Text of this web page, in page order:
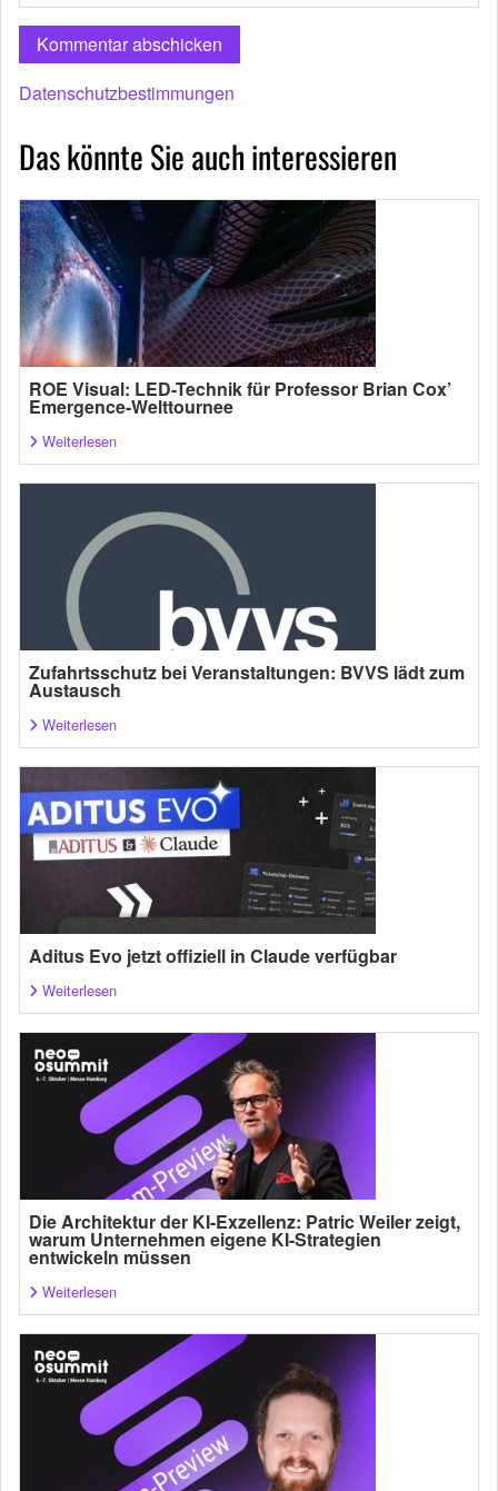
Datenschutzbestimmungen
Das könnte Sie auch interessieren
ROE Visual: LED-Technik für Professor Brian Cox’
Emergence-Welttournee
Weiterlesen
Zufahrtsschutz bei Veranstaltungen: BVVS lädt zum
Austausch
Weiterlesen
Aditus Evo jetzt offiziell in Claude verfügbar
Weiterlesen
Die Architektur der KI-Exzellenz: Patric Weiler zeigt,
warum Unternehmen eigene KI-Strategien
entwickeln müssen
Weiterlesen